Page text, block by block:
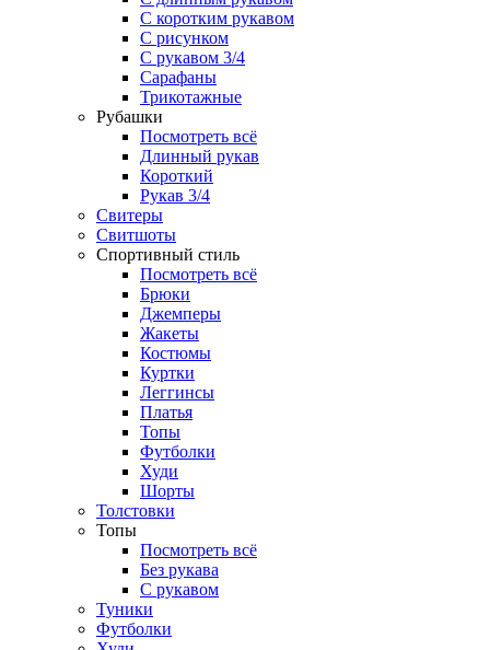
С коротким рукавом
С рисунком
С рукавом 3/4
Сарафаны
Трикотажные
Рубашки
Посмотреть всё
Длинный рукав
Короткий
Рукав 3/4
Свитеры
Свитшоты
Спортивный стиль
Посмотреть всё
Брюки
Джемперы
Жакеты
Костюмы
Куртки
Леггинсы
Платья
Топы
Футболки
Худи
Шорты
Толстовки
Топы
Посмотреть всё
Без рукава
С рукавом
Туники
Футболки